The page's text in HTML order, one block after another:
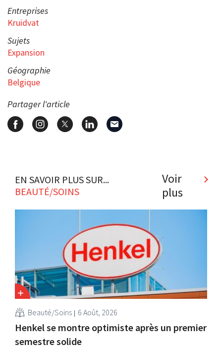
Entreprises
Kruidvat
Sujets
Expansion
Géographie
Belgique
Partager l'article
EN SAVOIR PLUS SUR...
BEAUTÉ/SOINS
Voir
plus
Beauté/Soins 6 Août, 2026
Henkel se montre optimiste après un premier
semestre solide